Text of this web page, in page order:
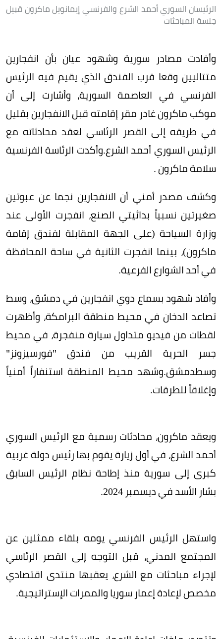
الرئيسان السوري أحمد الشرع والفرنسي إيمانويل ماكرون قبيل
جلسة المباحثات
وأفادت مصادر سورية وشهود عيان بأن انفجارين
متتاليين وقعا قرب الفندق الذي يقيم فيه الرئيس
الفرنسي في العاصمة السورية، وأشارت إلى أن
موكب ماكرون غادر مقر إقامته قبل الانفجارين بقليل
في طريقه إلى القصر الرئاسي لعقد محادثاته مع
الرئيس السوري أحمد الشرع.وأكدت الرئاسة الفرنسية
سلامة ماكرون .
وكشف مصدر أمني أن الانفجارين نجما عن عبوتين
صغيرتين نسبياً بدائيتي الصنع، انفجرت الأولى عند
وزارة السياحة (على الجهة المقابلة لفندق إقامة
ماكرون)، بينما انفجرت الثانية في ساحة المحافظة
في أحد الشوارع الفرعية.
وأفاد شهود بسماع دوي انفجارين في دمشق، وسط
تصاعد الدخان في محيط منطقة البرامكة، وأظهرت
لقطات من فيديو متداول سيارة منفجرة، في محيط
جسر الحرية القريب من فندق "فورسيزونز"
وسطدمشق.وشهد محيط المنطقة استنفاراً أمنياً
وإغلاقاً للطرقات.
ويعقد ماكرون، محادثات رسمية مع الرئيس السوري
أحمد الشرع، في أول زيارة يقوم بها رئيس دولة غربية
كبرى إلى سورية منذ إطاحة نظام الرئيس السابق
بشار الأسد في ديسمبر 2024.
واستهل الرئيس الفرنسي يومه بلقاء ممثلين عن
المجتمع المدني، قبل التوجه إلى القصر الرئاسي
لإجراء مباحثات مع الشرع، يعقبها منتدى اقتصادي
مخصص لإعادة إعمار سوريا والممرات الإستراتيجية.